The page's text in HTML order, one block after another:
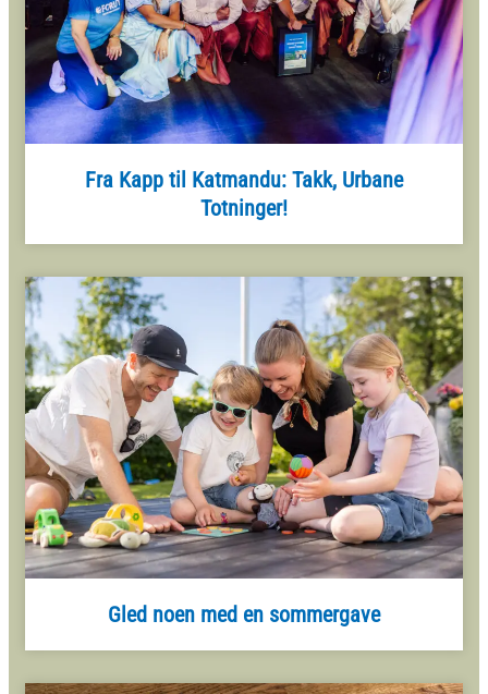
Fra Kapp til Katmandu: Takk, Urbane
Totninger!
Gled noen med en sommergave